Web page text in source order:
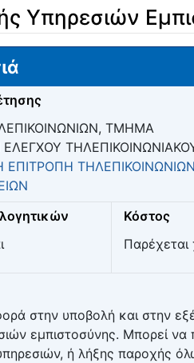
Υπηρεσιών
ΤΜΗΜΑ
ΕΛΕΓΧΟΥ
ΕΠΙΤΡΟΠΗ ΤΗΛΕΠΙΚΟΙΝΩΝΙΩΝ
Κόστος
Παρέχεται
στην υποβολή και στην
εμπιστοσύνης. Μπορεί να
ή λήξης παροχής